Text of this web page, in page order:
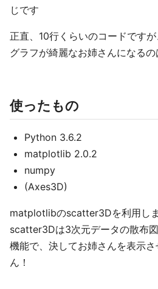
じです
正直、10行くらいのコードです
グラフが綺麗なお姉さんになる
使ったもの
Python 3.6.2
matplotlib 2.0.2
numpy
(Axes3D)
matplotlibのscatter3Dを利用し
scatter3Dは3次元データの散布
機能で、決してお姉さんを表示
ん！